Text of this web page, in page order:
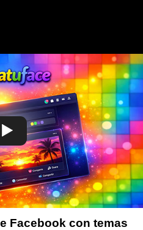
Facebook con temas